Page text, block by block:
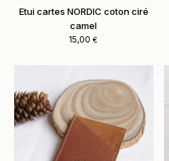
Etui cartes NORDIC coton ciré
camel
15,00 €